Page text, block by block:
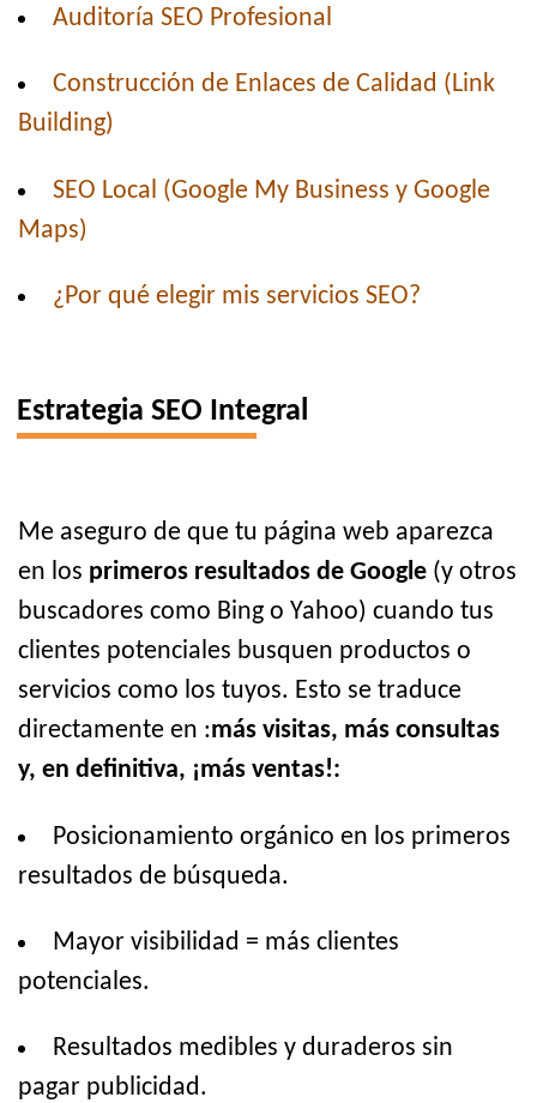
Auditoría SEO Profesional
Construcción de Enlaces de Calidad (Link
Building)
SEO Local (Google My Business y Google
Maps)
¿Por qué elegir mis servicios SEO?
Estrategia SEO Integral
Me aseguro de que tu página web aparezca
en los primeros resultados de Google (y otros
buscadores como Bing o Yahoo) cuando tus
clientes potenciales busquen productos o
servicios como los tuyos. Esto se traduce
directamente en :más visitas, más consultas
y, en definitiva, ¡más ventas!:
Posicionamiento orgánico en los primeros
resultados de búsqueda.
Mayor visibilidad = más clientes
potenciales.
Resultados medibles y duraderos sin
pagar publicidad.